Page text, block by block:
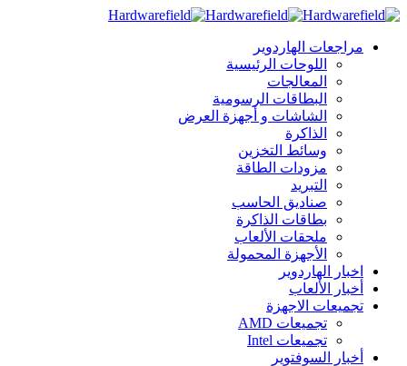
مراجعات الهاردوير
اللوحات الرئيسية
المعالجات
البطاقات الرسومية
الشاشات و أجهزة العرض
الذاكرة
وسائط التخزين
مزودات الطاقة
التبريد
صناديق الحاسب
بطاقات الذاكرة
ملحقات الألعاب
الأجهزة المحمولة
اخبار الهاردوير
أخبار الألعاب
تجميعات الاجهزة
تجميعات AMD
تجميعات Intel
أخبار السوفتوير